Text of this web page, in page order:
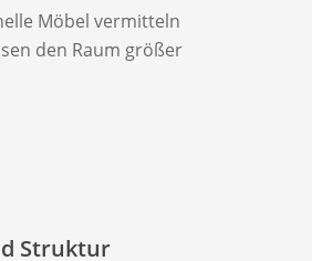
Möbel vermitteln
den Raum größer
Struktur